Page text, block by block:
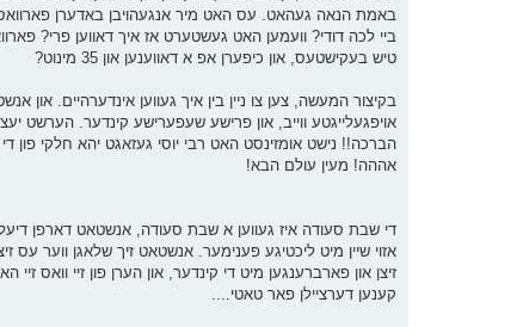
באמת הנאה געהאט. עס האט מיר אנגעהויבן באדערן פארוואס
ביי לכה דודי? וועמען האט געשטערט אז איך דאווען פרי?
טיש בעקישטעס, און כיפערן אפ א דאווענען און 35 מינוט?
בקיצור המעשה, צען צו ניין בין איך געווען אינדערהיים. און
אויפגעלייגטע ווייב, און פרישע שעפערישע קינדער. הערשט
הברכה!! נישט אומזינסט האט רבי יוסי געזאגט יהא חלקי פון
אההה! מעין עולם הבא!
די שבת סעודה איז געווען א שבת סעודה, אנשטאט דארפן דיעלן
אזוי שיין מיט ליכטיגע פענימער. אנשטאט זיך שלאגן ווער עס
זיצן און פארברענגען מיט די קינדער, און הערן פון זיי וואס
קענען דערציילן פאר טאטי....